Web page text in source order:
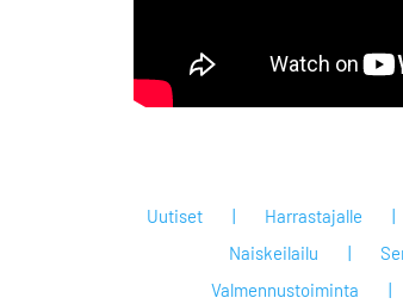
Uutiset Harrastajalle
Naiskeilailu
Valmennustoiminta